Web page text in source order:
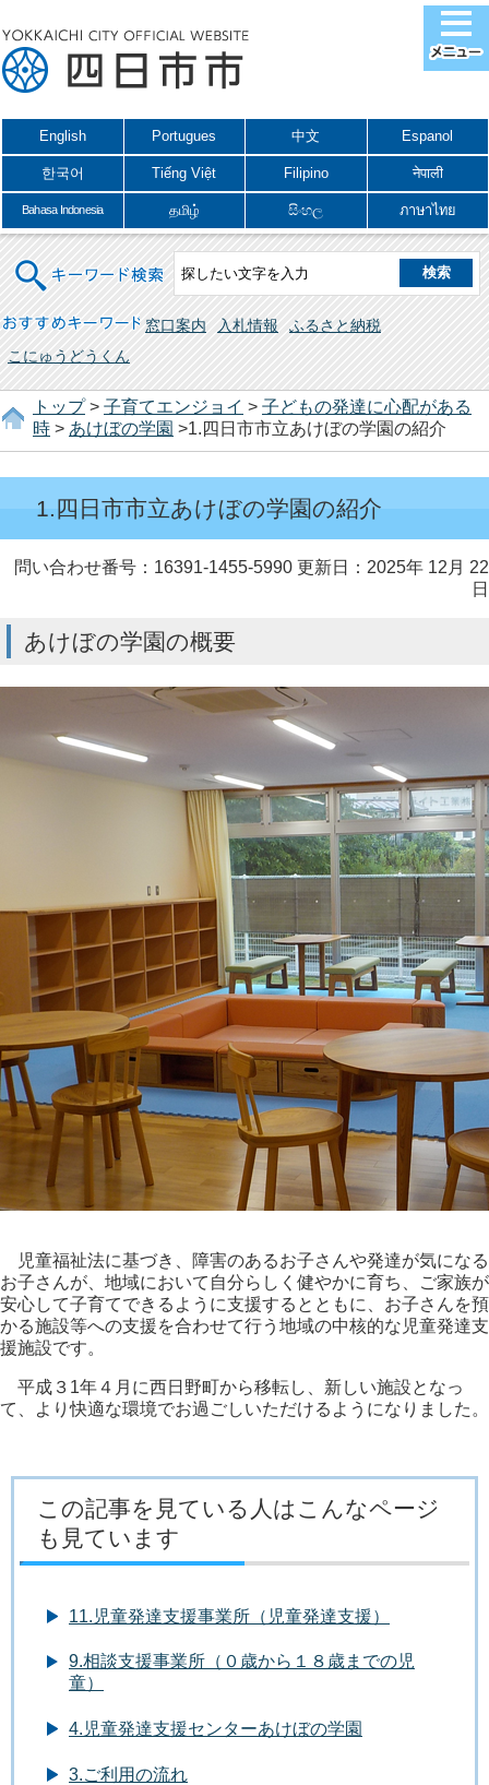
English Portugues 中文 Espanol
한국어 Tiếng Việt Filipino नेपाली
Bahasa Indonesia தமிழ் සිංහල ภาษาไทย
キーワード検索
おすすめキーワード 窓口案内 入札情報
ふるさと納税
こにゅうどうくん
トップ> 子育てエンジョイ > 子どもの発達に心配がある
時 > あけぼの学園 >1.四日市市立あけぼの学園の紹介
1.四日市市立あけぼの学園の紹介
問い合わせ番号：16391-1455-5990 更新日：2025年 12月 22
日
あけぼの学園の概要
児童福祉法に基づき、障害のあるお子さんや発達が気になる
お子さんが、地域において自分らしく健やかに育ち、ご家族が
安心して子育てできるように支援するとともに、お子さんを預
かる施設等への支援を合わせて行う地域の中核的な児童発達支
援施設です。
平成３1年４月に西日野町から移転し、新しい施設となっ
て、より快適な環境でお過ごしいただけるようになりました。
この記事を見ている人はこんなページ
も見ています
11.児童発達支援事業所（児童発達支援）
9.相談支援事業所（０歳から１８歳までの児
童）
4.児童発達支援センターあけぼの学園
3.ご利用の流れ